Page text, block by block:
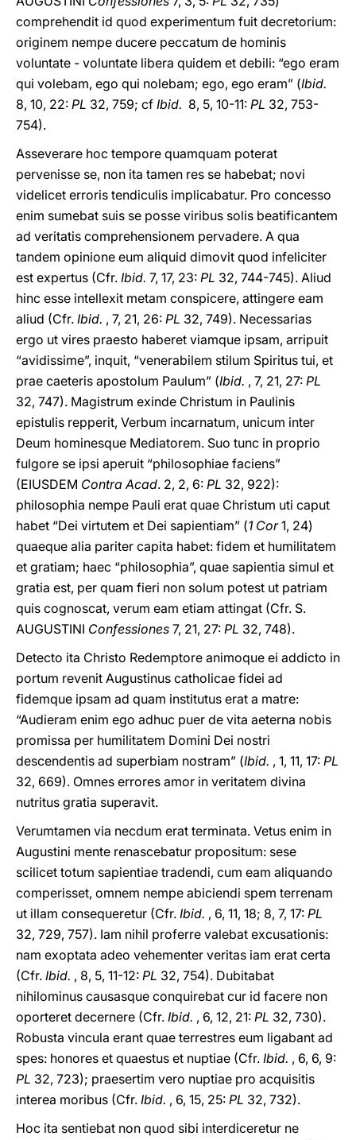
comprehendit id quod experimentum fuit decretorium:
originem nempe ducere peccatum de hominis
voluntate - voluntate libera quidem et debili: “ego eram
qui volebam, ego qui nolebam; ego, ego eram” (Ibid.
8, 10, 22: PL 32, 759; cf Ibid. 8, 5, 10-11: PL 32, 753-
754).
Asseverare hoc tempore quamquam poterat
pervenisse se, non ita tamen res se habebat; novi
videlicet erroris tendiculis implicabatur. Pro concesso
enim sumebat suis se posse viribus solis beatificantem
ad veritatis comprehensionem pervadere. A qua
tandem opinione eum aliquid dimovit quod infeliciter
est expertus (Cfr. Ibid. 7, 17, 23: PL 32, 744-745). Aliud
hinc esse intellexit metam conspicere, attingere eam
aliud (Cfr. Ibid. , 7, 21, 26: PL 32, 749). Necessarias
ergo ut vires praesto haberet viamque ipsam, arripuit
“avidissime”, inquit, “venerabilem stilum Spiritus tui, et
prae caeteris apostolum Paulum” (Ibid. , 7, 21, 27: PL
32, 747). Magistrum exinde Christum in Paulinis
epistulis repperit, Verbum incarnatum, unicum inter
Deum hominesque Mediatorem. Suo tunc in proprio
fulgore se ipsi aperuit “philosophiae faciens”
(EIUSDEM Contra Acad. 2, 2, 6: PL 32, 922):
philosophia nempe Pauli erat quae Christum uti caput
habet “Dei virtutem et Dei sapientiam” (1 Cor1, 24)
quaeque alia pariter capita habet: fidem et humilitatem
et gratiam; haec “philosophia”, quae sapientia simul et
gratia est, per quam fieri non solum potest ut patriam
quis cognoscat, verum eam etiam attingat (Cfr. S.
AUGUSTINI Confessiones 7, 21, 27: PL 32, 748).
Detecto ita Christo Redemptore animoque ei addicto in
portum revenit Augustinus catholicae fidei ad
fidemque ipsam ad quam institutus erat a matre:
“Audieram enim ego adhuc puer de vita aeterna nobis
promissa per humilitatem Domini Dei nostri
descendentis ad superbiam nostram” (Ibid. , 1, 11, 17: PL
32, 669). Omnes errores amor in veritatem divina
nutritus gratia superavit.
Verumtamen via necdum erat terminata. Vetus enim in
Augustini mente renascebatur propositum: sese
scilicet totum sapientiae tradendi, cum eam aliquando
comperisset, omnem nempe abiciendi spem terrenam
ut illam consequeretur (Cfr. Ibid. , 6, 11, 18; 8, 7, 17: PL
32, 729, 757). Iam nihil proferre valebat excusationis:
nam exoptata adeo vehementer veritas iam erat certa
(Cfr. Ibid. , 8, 5, 11-12: PL 32, 754). Dubitabat
nihilominus causasque conquirebat cur id facere non
oporteret decernere (Cfr. Ibid. , 6, 12, 21: PL 32, 730).
Robusta vincula erant quae terrestres eum ligabant ad
spes: honores et quaestus et nuptiae (Cfr. Ibid. , 6, 6, 9:
PL 32, 723); praesertim vero nuptiae pro acquisitis
interea moribus (Cfr. Ibid. , 6, 15, 25: PL 32, 732).
Hoc ita sentiebat non quod sibi interdiceretur ne